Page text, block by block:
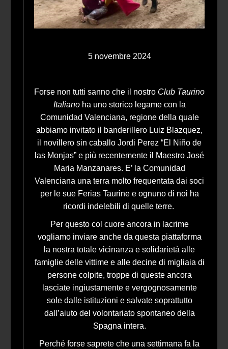
5 novembre 2024
Forse non tutti sanno che il nostro Club Taurino
Italianoha uno storico legame con la
Comunidad Valenciana, regione della quale
abbiamo invitato il banderillero Luiz Blazquez,
il novillero sin caballo Jordi Perez “El Niño de
las Monjas” e più recentemente il Maestro José
Maria Manzanares. E’ la Comunidad
Valenciana una terra molto frequentata dai soci
per le sue Ferias Taurine e ognuno di noi ha
ricordi indelebili di quelle terre.
Per questo col cuore ancora in lacrime
vogliamo inviare anche da questa piattaforma
la nostra totale vicinanza e solidarietà alle
famiglie delle vittime e alle decine di migliaia di
persone colpite, troppe di queste ancora
lasciate ingiustamente e vergognosamente
sole dalle istituzioni e salvate soprattutto
dall’aiuto del volontariato spontaneo della
Spagna intera.
Perché forse saprete che una settimana fa la